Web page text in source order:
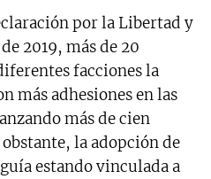
por la Libertad y
2019, más de 20
facciones la
más adhesiones en las
más de cien
la adopción de
estando vinculada a